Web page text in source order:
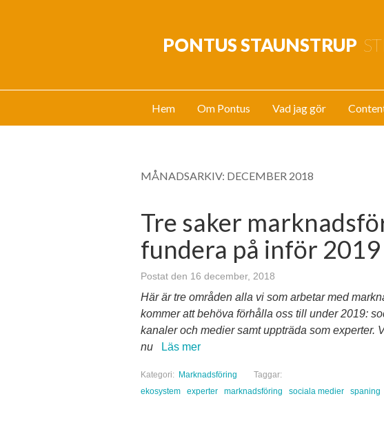
PONTUS STAUNSTRUP
Hem Om Pontus Vad jag gör
MÅNADSARKIV: DECEMBER 2018
Tre saker
fundera på inför 2019
Postat den 16 december, 2018
Här är tre områden alla vi som arbetar med
kommer att behöva förhålla oss till under 2019:
kanaler och medier samt uppträda som experter.
nu
Läs mer
Kategori: Marknadsföring
Taggar:
ekosystem
experter marknadsföring sociala medier spaning